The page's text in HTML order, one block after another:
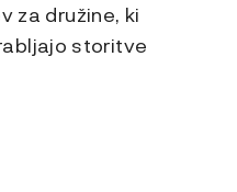
za družine, ki
storitve